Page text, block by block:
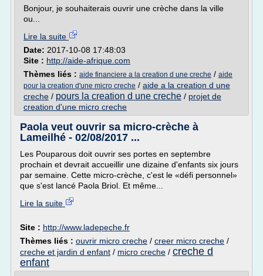
Bonjour, je souhaiterais ouvrir une crèche dans la ville
ou...
Lire la suite
Date: 2017-10-08 17:48:03
Site : http://aide-afrique.com
Thèmes liés : aide financiere a la creation d une creche / aide
pour la creation d'une micro creche / aide a la creation d une
creche / pours la creation d une creche / projet de
creation d'une micro creche
Paola veut ouvrir sa micro-crèche à
Lameilhé - 02/08/2017 ...
Les Pouparous doit ouvrir ses portes en septembre
prochain et devrait accueillir une dizaine d'enfants six jours
par semaine. Cette micro-crèche, c'est le «défi personnel»
que s'est lancé Paola Briol. Et même...
Lire la suite
Site : http://www.ladepeche.fr
Thèmes liés : ouvrir micro creche / creer micro creche /
creche et jardin d enfant / micro creche / creche d
enfant